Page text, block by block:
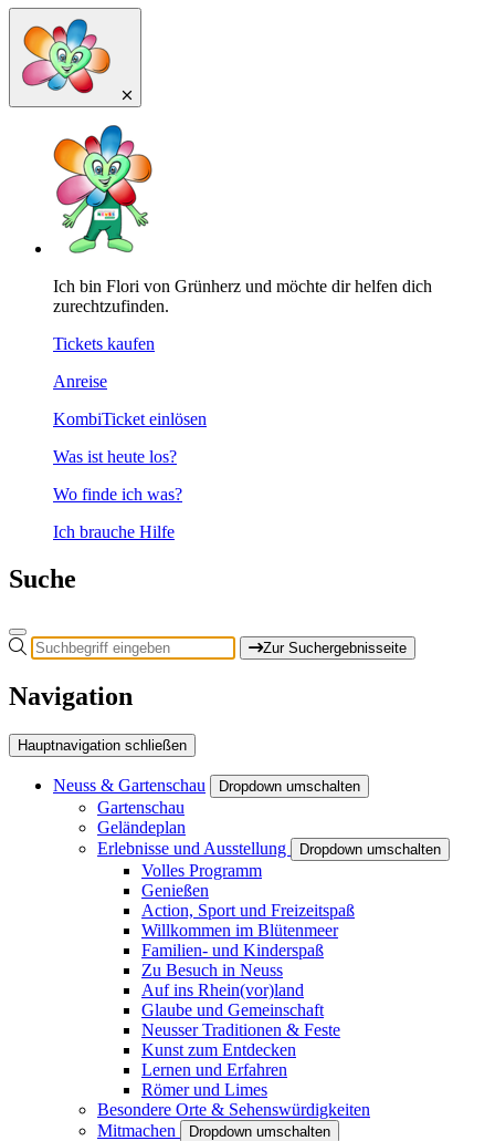
Ich bin Flori von Grünherz und möchte dir helfen dich
zurechtzufinden.
Tickets kaufen
Anreise
KombiTicket einlösen
Was ist heute los?
Wo finde ich was?
Ich brauche Hilfe
Suche
Zur Suchergebnisseite
Navigation
Hauptnavigation schließen
Neuss & Gartenschau Dropdown umschalten
Gartenschau
Geländeplan
Erlebnisse und Ausstellung
Dropdown umschalten
Volles Programm
Genießen
Action, Sport und Freizeitspaß
Willkommen im Blütenmeer
Familien- und Kinderspaß
Zu Besuch in Neuss
Auf ins Rhein(vor)land
Glaube und Gemeinschaft
Neusser Traditionen & Feste
Kunst zum Entdecken
Lernen und Erfahren
Römer und Limes
Besondere Orte & Sehenswürdigkeiten
Mitmachen
Dropdown umschalten